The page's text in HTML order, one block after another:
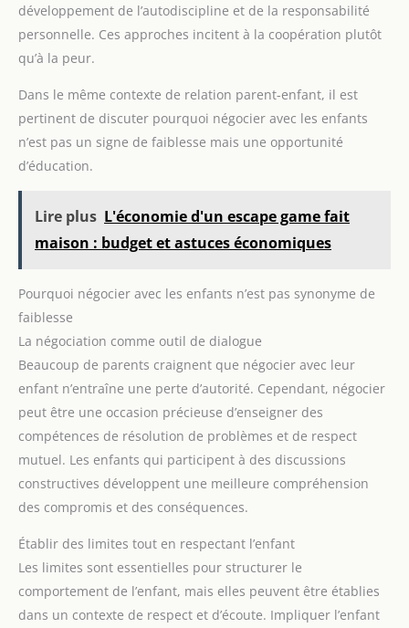
développement de l’autodiscipline et de la responsabilité
personnelle. Ces approches incitent à la coopération plutôt
qu’à la peur.
Dans le même contexte de relation parent-enfant, il est
pertinent de discuter pourquoi négocier avec les enfants
n’est pas un signe de faiblesse mais une opportunité
d’éducation.
Lire plus L'économie d'un escape game fait
maison : budget et astuces économiques
Pourquoi négocier avec les enfants n’est pas synonyme de
faiblesse
La négociation comme outil de dialogue
Beaucoup de parents craignent que négocier avec leur
enfant n’entraîne une perte d’autorité. Cependant, négocier
peut être une occasion précieuse d’enseigner des
compétences de résolution de problèmes et de respect
mutuel. Les enfants qui participent à des discussions
constructives développent une meilleure compréhension
des compromis et des conséquences.
Établir des limites tout en respectant l’enfant
Les limites sont essentielles pour structurer le
comportement de l’enfant, mais elles peuvent être établies
dans un contexte de respect et d’écoute. Impliquer l’enfant